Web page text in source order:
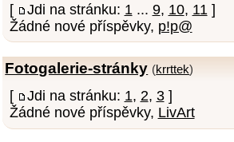
[ Jdi na stránku: 1 ... 9, 10, 11 ]
Žádné nové příspěvky, p!p@
Fotogalerie-stránky (krrttek)
[ Jdi na stránku: 1, 2, 3]
Žádné nové příspěvky, LivArt